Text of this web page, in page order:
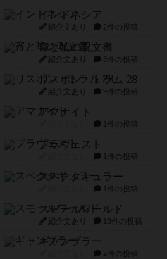
インドネシア
紹介文あり 2件の投稿
宵と暁の呪文書
紹介文あり 8件の投稿
リスボン・トラム 28
紹介文あり 9件の投稿
アマナイト
1件の投稿
ブラヴェスト
1件の投稿
スペクタキュラー
1件の投稿
スモールワールド
紹介文あり 13件の投稿
ギャンブラー
2件の投稿